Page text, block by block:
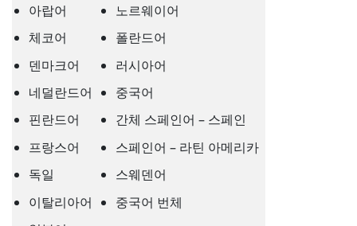
아랍어
체코어
덴마크어
네덜란드어
핀란드어
프랑스어
독일
이탈리아어
노르웨이어
폴란드어
러시아어
중국어
간체 스페인어 – 스페인
스페인어 – 라틴 아메리카
스웨덴어
중국어 번체